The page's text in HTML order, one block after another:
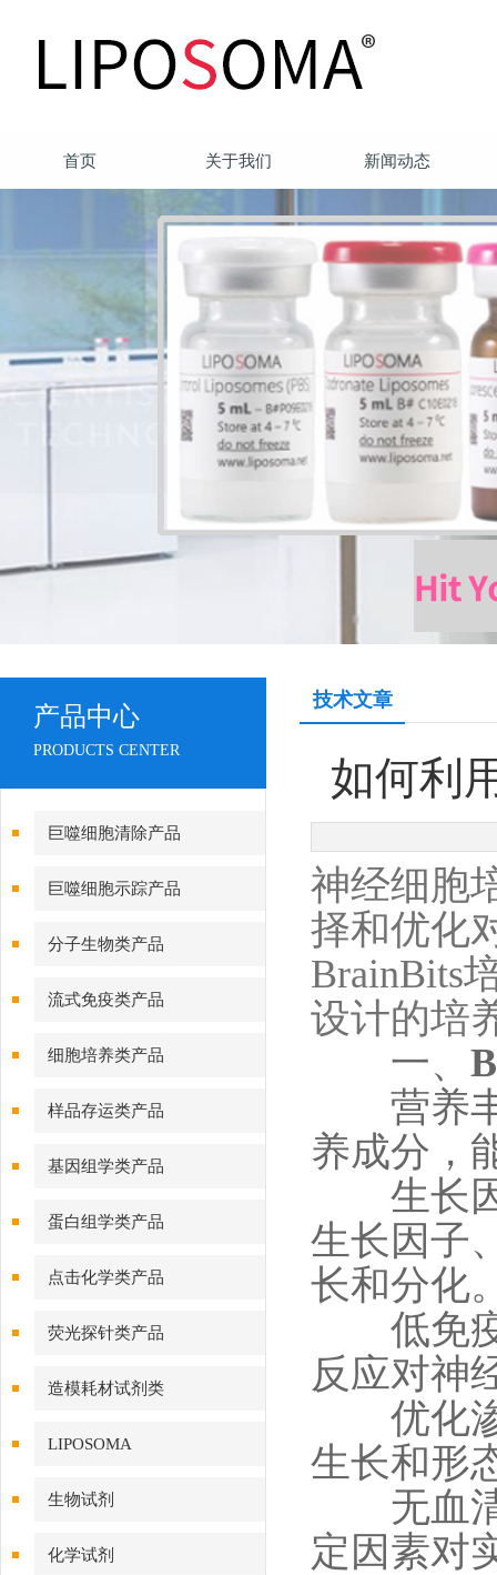
首页 关于我们 新闻动态
产品中心
PRODUCTS CENTER
巨噬细胞清除产品
巨噬细胞示踪产品
分子生物类产品
流式免疫类产品
细胞培养类产品
样品存运类产品
基因组学类产品
蛋白组学类产品
点击化学类产品
荧光探针类产品
造模耗材试剂类
LIPOSOMA
生物试剂
化学试剂
技术文章
如何利
神经细胞
择和优化
BrainBits
设计的培
一、
营养丰
养成分，
生长因
生长因子
长和分化
低免疫
反应对神
优化渗
生长和形
无血清
定因素对